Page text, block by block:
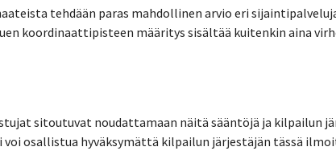
tehdään paras mahdollinen arvio eri
koordinaattipisteen määritys sisältää kuitenkin aina
sitoutuvat noudattamaan näitä sääntöjä ja kilpailun
voi osallistua hyväksymättä kilpailun järjestäjän tässä